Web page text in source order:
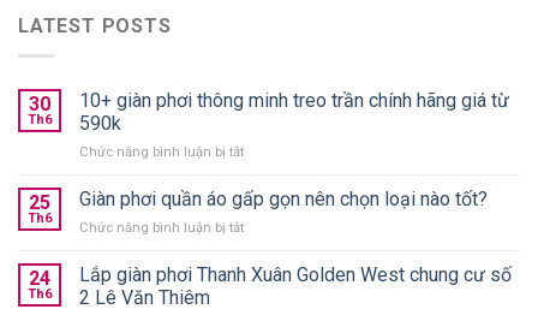
LATEST POSTS
30
Th6
10+ giàn phơi thông minh treo trần chính hãng giá từ
590k
Chức năng bình luận bị tắtở
giàn
phơi
thông
treo
25
Th6
Giàn phơi quần áo gấp gọn nên chọn loại nào tốt?
Chức năng bình luận bị tắtở
phơi
24
Th6
Lắp giàn phơi Thanh Xuân Golden West chung cư số
2 Lê Văn Thiêm